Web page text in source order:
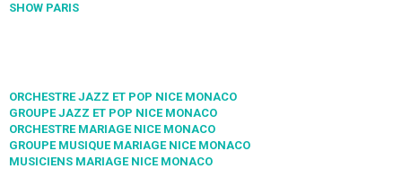
SHOW PARIS
ORCHESTRE JAZZ ET POP NICE MONACO
GROUPE JAZZ ET POP NICE MONACO
ORCHESTRE MARIAGE NICE MONACO
GROUPE MUSIQUE MARIAGE NICE MONACO
MUSICIENS MARIAGE NICE MONACO